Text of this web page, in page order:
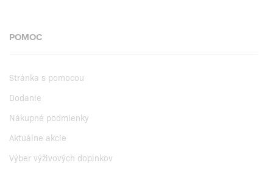
POMOC
Stránka s pomocou
Dodanie
Nákupné podmienky
Aktuálne akcie
Výber výživových doplnkov